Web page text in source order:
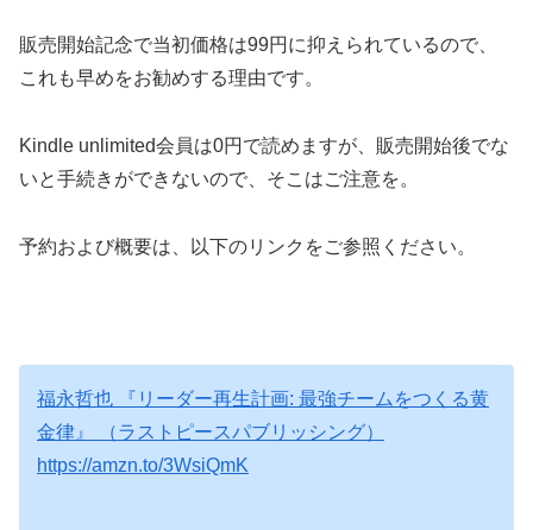
販売開始記念で当初価格は99円に抑えられているので、
これも早めをお勧めする理由です。
Kindle unlimited会員は0円で読めますが、販売開始後でな
いと手続きができないので、そこはご注意を。
予約および概要は、以下のリンクをご参照ください。
福永哲也 『リーダー再生計画: 最強チームをつくる黄
金律』 （ラストピースパブリッシング）
https://amzn.to/3WsiQmK